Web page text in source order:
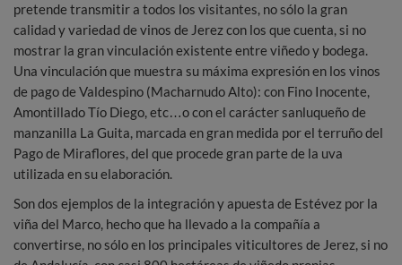
pretende transmitir a todos los visitantes, no sólo la gran
calidad y variedad de vinos de Jerez con los que cuenta, si no
mostrar la gran vinculación existente entre viñedo y bodega.
Una vinculación que muestra su máxima expresión en los vinos
de pago de Valdespino (Macharnudo Alto): con Fino Inocente,
Amontillado Tío Diego, etc…o con el carácter sanluqueño de
manzanilla La Guita, marcada en gran medida por el terruño del
Pago de Miraflores, del que procede gran parte de la uva
utilizada en su elaboración.
Son dos ejemplos de la integración y apuesta de Estévez por la
viña del Marco, hecho que ha llevado a la compañía a
convertirse, no sólo en los principales viticultores de Jerez, si no